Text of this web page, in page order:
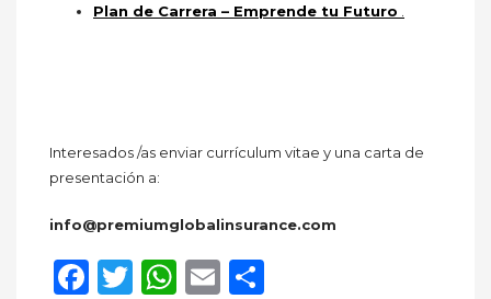
Plan de Carrera – Emprende tu Futuro
Interesados/as enviar currículum vitae y una carta de
presentación a:
info@premiumglobalinsurance.com
Facebook
Twitter
WhatsApp
Email